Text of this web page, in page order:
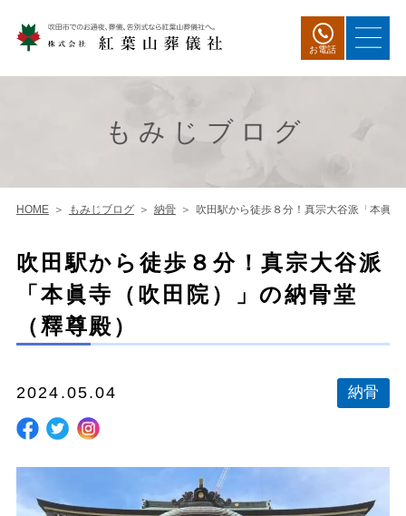
お電話
もみじブログ
HOME もみじブログ 納骨 吹田駅から徒歩８分！真宗大谷派「本眞
吹田駅から徒歩８分！真宗大谷派
「本眞寺（吹田院）」の納骨堂
（釋尊殿）
2024.05.04 納骨